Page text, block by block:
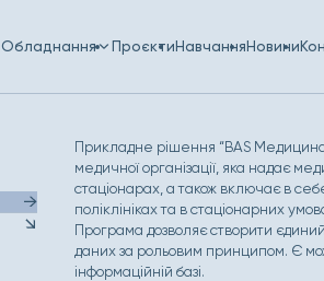
Обладнання ПроєктиНавчанняНовини
Прикладне рішення “BAS Медицина.
медичної організації, яка надає
стаціонарах, а також включає в
поліклініках та в стаціонарних
Програма дозволяє створити
даних за рольовим принципом. Є
інформаційній базі.